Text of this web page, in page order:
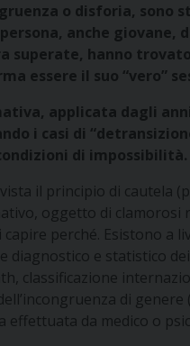
o disforia,
anche giovane,
superate, hanno
essere il suo “vero”
applicata dagli
i casi di
di impossibilità.
il principio di cautela
oggetto di
capire perché. Esistono a
diagnostico e statistico
classificazione
di
effettuata da medico o